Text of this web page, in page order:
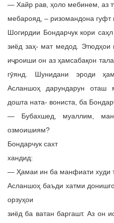
— Хайр рав, ҳоло мебинем, аз
мебарояд, – ризомандона гуфт
Шогирдии Бондарчук кори
зиёд заҳ- мат медод. Этюдҳои
иҷроиши он аз ҳамсабақон
гӯянд. Шунидани эроди
Асланшоҳ дарундарун оташ
дошта ната- вониста, ба
— Бубахшед, муаллим,
озмоишиям?
Бондарчук сахт
хандид:
— Ҳамаи ин ба манфиати худи
Асланшоҳ баъди хатми
орзуҳои
зиёд ба ватан баргашт. Аз он